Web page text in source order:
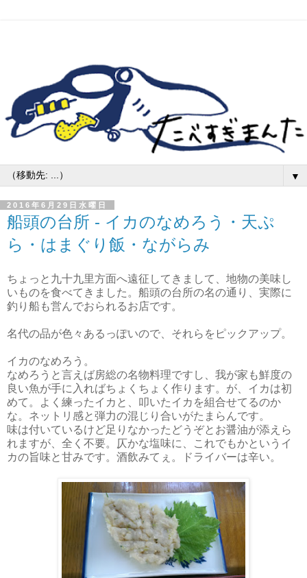
▼
2016年6月29日水曜日
船頭の台所 - イカのなめろう・天ぷ
ら・はまぐり飯・ながらみ
ちょっと九十九里方面へ遠征してきまして、地物の美味し
いものを食べてきました。船頭の台所の名の通り、実際に
釣り船も営んでおられるお店です。
名代の品が色々あるっぽいので、それらをピックアップ。
イカのなめろう。
なめろうと言えば房総の名物料理ですし、我が家も鮮度の
良い魚が手に入ればちょくちょく作ります。が、イカは初
めて。よく練ったイカと、叩いたイカを組合せてるのか
な。ネットリ感と弾力の混じり合いがたまらんです。
味は付いているけど足りなかったどうぞとお醤油が添えら
れますが、全く不要。仄かな塩味に、これでもかというイ
カの旨味と甘みです。酒飲みてぇ。ドライバーは辛い。